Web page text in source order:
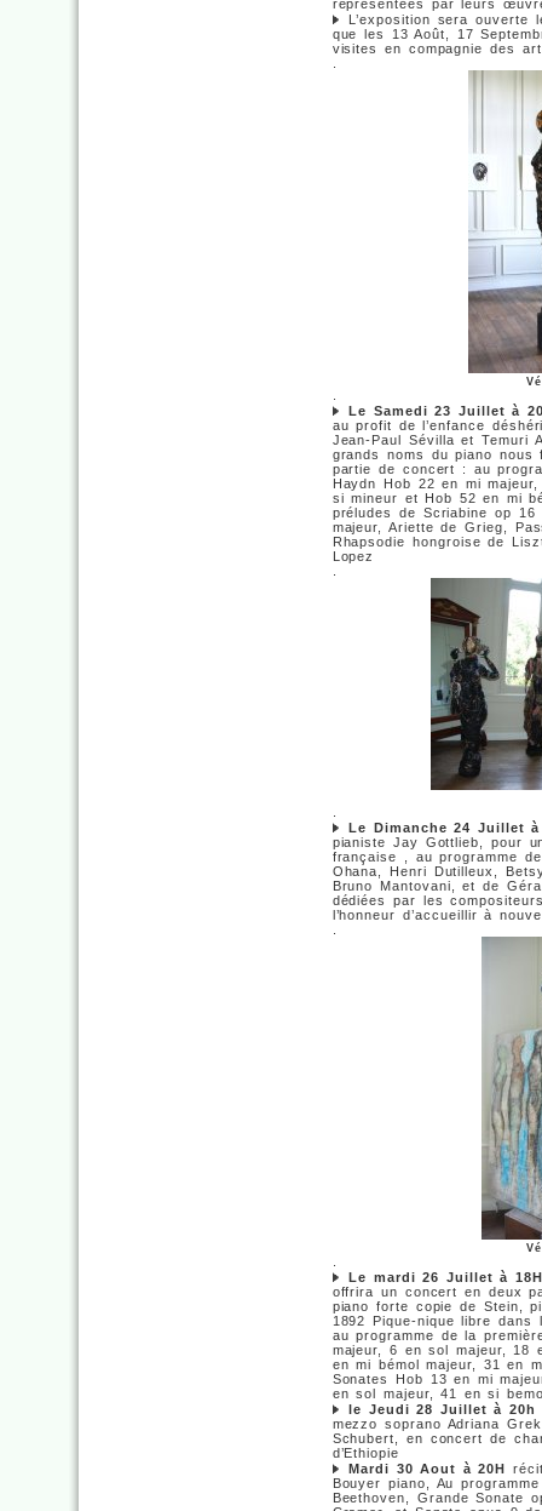
représentées par leurs
L’exposition sera
que les 13 Août, 17
visites en compagnie des
Le Samedi 23 Juillet à
au profit de l’enfance
Jean-Paul Sévilla et Temuri
grands noms du piano nous
partie de concert : au
Haydn Hob 22 en mi
si mineur et Hob 52 en mi
préludes de Scriabine op
majeur, Ariette de Grieg,
Rhapsodie hongroise de
Lopez
Le Dimanche 24 Juillet à
pianiste Jay Gottlieb, pour
française , au programme
Ohana, Henri Dutilleux,
Bruno Mantovani, et de
dédiées par les
l’honneur d’accueillir à
Le mardi 26 Juillet à
offrira un concert en deux
piano forte copie de Stein,
1892 Pique-nique libre dans
au programme de la
majeur, 6 en sol majeur, 18
en mi bémol majeur, 31 en
Sonates Hob 13 en mi
en sol majeur, 41 en si
le Jeudi 28 Juillet à 20h
mezzo soprano Adriana
Schubert, en concert de
d’Ethiopie
Mardi 30 Aout à 20H
Bouyer piano, Au
Beethoven, Grande Sonate